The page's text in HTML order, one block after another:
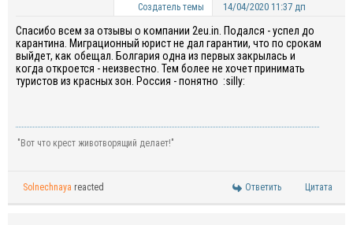
Создатель темы 14/04/2020 11:37 дп
Спасибо всем за отзывы о компании 2eu.in Подался - успел до
карантина. Миграционный юрист не дал гарантии, что по срокам
выйдет, как обещал. Болгария одна из первых закрылась и
когда откроется - неизвестно. Тем более не хочет принимать
"Вот что крест животворящий делает!"
Solnechnaya reacted Ответить Цитата